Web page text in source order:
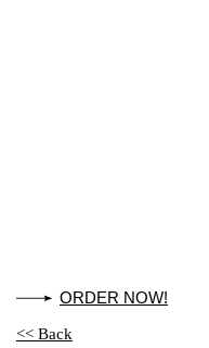
ORDER NOW!
<< Back